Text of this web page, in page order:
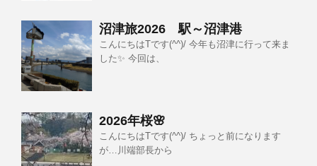
沼津旅2026 駅～沼津港
こんにちはTです(^^)/ 今年も沼津に行って来ま
した✨ 今回は、
2026年桜🌸
こんにちはTです(^^)/ ちょっと前になります
が…川端部長から